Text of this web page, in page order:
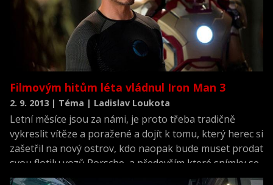
Filmovým hitům léta vládnul Iron Man 3
2. 9. 2013 | Téma | Ladislav Loukota
Letní měsíce jsou za námi, je proto třeba tradičně
vykreslit vítěze a poražené a dojít k tomu, který herec si
zašetřil na nový ostrov, kdo naopak bude muset prodat
svou flotilu vozů Porsche, a především které snímky se
nejspíše dočkají pokračování a které naopak nikoliv.